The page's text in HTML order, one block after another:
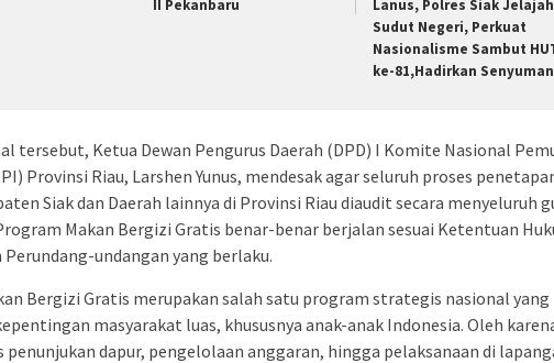
II Pekanbaru
Lanus, Polres Siak Jelajah
Sudut Negeri, Perkuat
Nasionalisme Sambut
ke-81,Hadirkan Senyuman
tersebut, Ketua Dewan Pengurus Daerah (DPD) I Komite Nasional
Provinsi Riau, Larshen Yunus, mendesak agar seluruh proses
Siak dan Daerah lainnya di Provinsi Riau diaudit secara menyeluruh
Makan Bergizi Gratis benar-benar berjalan sesuai Ketentuan
undangan yang berlaku.
Bergizi Gratis merupakan salah satu program strategis nasional yang
masyarakat luas, khususnya anak-anak Indonesia. Oleh
penunjukan dapur, pengelolaan anggaran, hingga pelaksanaan di